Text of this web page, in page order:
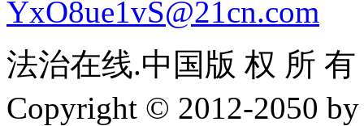
YxO8ue1vS@21cn.com
法治在线.中国版 权 所
Copyright © 2012-2050